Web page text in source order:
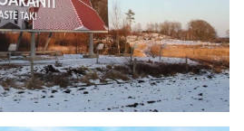
Bảo trì phía trước
nhà